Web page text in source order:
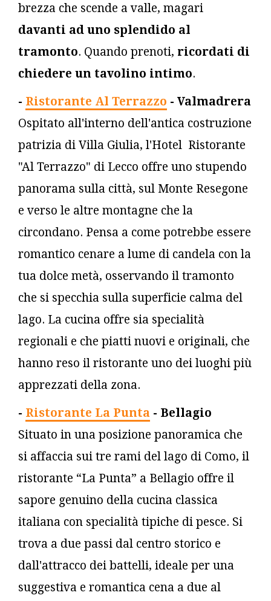
brezza che scende a valle, magari
davanti ad uno splendido al
tramonto. Quando prenoti, ricordati di
chiedere un tavolino intimo.
- Ristorante Al Terrazzo - Valmadrera
Ospitato all'interno dell'antica costruzione
patrizia di Villa Giulia, l'Hotel Ristorante
"Al Terrazzo" di Lecco offre uno stupendo
panorama sulla città, sul Monte Resegone
e verso le altre montagne che la
circondano. Pensa a come potrebbe essere
romantico cenare a lume di candela con la
tua dolce metà, osservando il tramonto
che si specchia sulla superficie calma del
lago. La cucina offre sia specialità
regionali e che piatti nuovi e originali, che
hanno reso il ristorante uno dei luoghi più
apprezzati della zona.
- Ristorante La Punta - Bellagio
Situato in una posizione panoramica che
si affaccia sui tre rami del lago di Como, il
ristorante “La Punta” a Bellagio offre il
sapore genuino della cucina classica
italiana con specialità tipiche di pesce. Si
trova a due passi dal centro storico e
dall'attracco dei battelli, ideale per una
suggestiva e romantica cena a due al